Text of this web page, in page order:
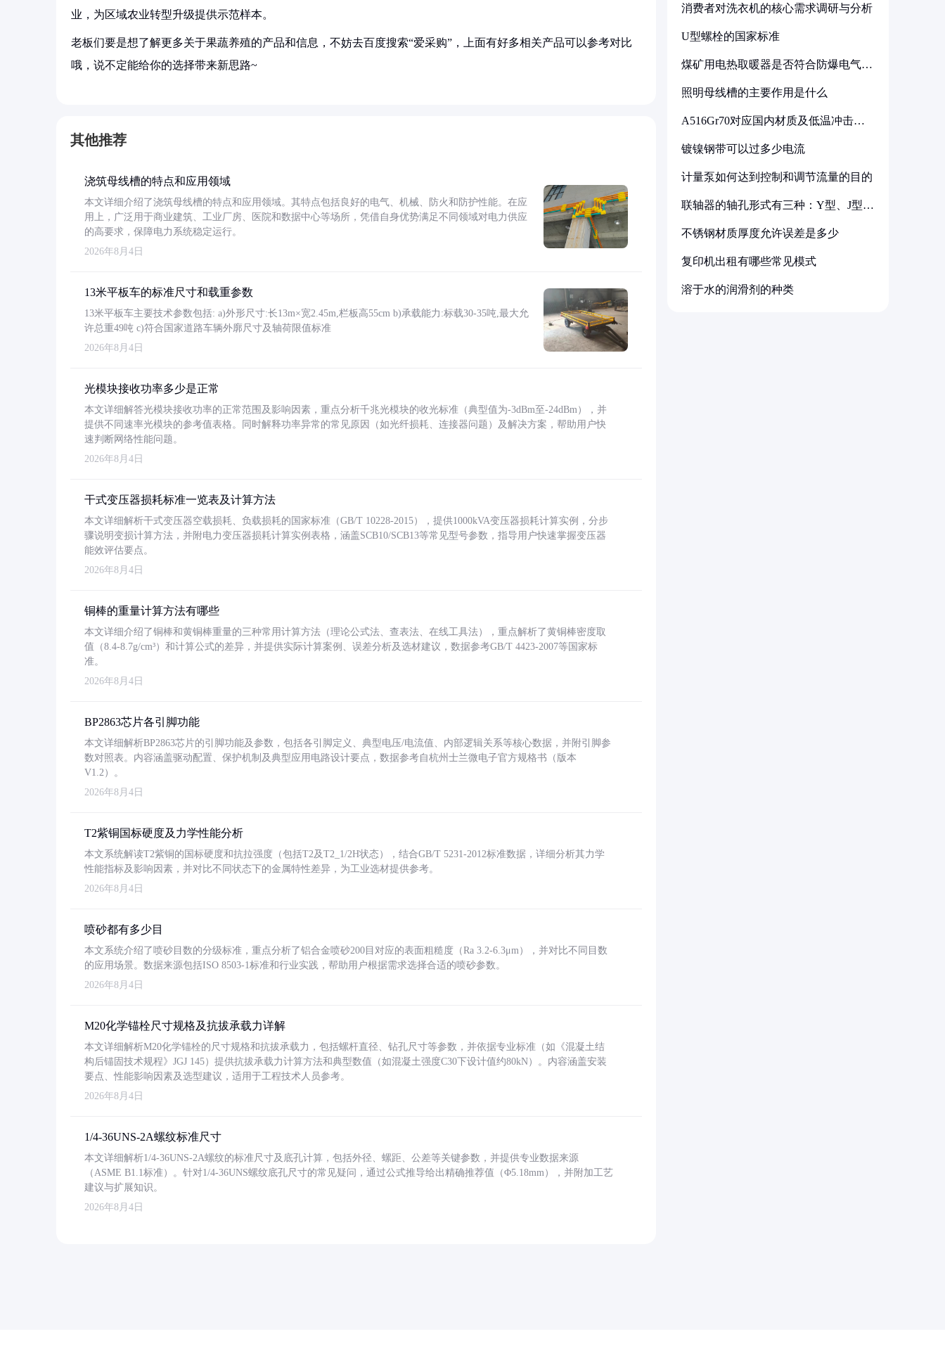
业，为区域农业转型升级提供示范样本。
老板们要是想了解更多关于果蔬养殖的产品和信息，不妨去百度搜索“爱采购”，上面有好多相关产品可以参考对比
哦，说不定能给你的选择带来新思路~
其他推荐
浇筑母线槽的特点和应用领域
本文详细介绍了浇筑母线槽的特点和应用领域。其特点包括良好的电气、机械、防火和防护性能。在应
用上，广泛用于商业建筑、工业厂房、医院和数据中心等场所，凭借自身优势满足不同领域对电力供应
的高要求，保障电力系统稳定运行。
2026年8月4日
13米平板车的标准尺寸和载重参数
13米平板车主要技术参数包括: a)外形尺寸:长13m×宽2.45m,栏板高55cm b)承载能力:标载30-35吨,最大允
许总重49吨 c)符合国家道路车辆外廓尺寸及轴荷限值标准
2026年8月4日
光模块接收功率多少是正常
本文详细解答光模块接收功率的正常范围及影响因素，重点分析千兆光模块的收光标准（典型值为-3dBm至-24dBm），并
提供不同速率光模块的参考值表格。同时解释功率异常的常见原因（如光纤损耗、连接器问题）及解决方案，帮助用户快
速判断网络性能问题。
2026年8月4日
干式变压器损耗标准一览表及计算方法
本文详细解析干式变压器空载损耗、负载损耗的国家标准（GB/T 10228-2015），提供1000kVA变压器损耗计算实例，分步
骤说明变损计算方法，并附电力变压器损耗计算实例表格，涵盖SCB10/SCB13等常见型号参数，指导用户快速掌握变压器
能效评估要点。
2026年8月4日
铜棒的重量计算方法有哪些
本文详细介绍了铜棒和黄铜棒重量的三种常用计算方法（理论公式法、查表法、在线工具法），重点解析了黄铜棒密度取
值（8.4-8.7g/cm³）和计算公式的差异，并提供实际计算案例、误差分析及选材建议，数据参考GB/T 4423-2007等国家标
准。
2026年8月4日
BP2863芯片各引脚功能
本文详细解析BP2863芯片的引脚功能及参数，包括各引脚定义、典型电压/电流值、内部逻辑关系等核心数据，并附引脚参
数对照表。内容涵盖驱动配置、保护机制及典型应用电路设计要点，数据参考自杭州士兰微电子官方规格书（版本
V1.2）。
2026年8月4日
T2紫铜国标硬度及力学性能分析
本文系统解读T2紫铜的国标硬度和抗拉强度（包括T2及T2_1/2H状态），结合GB/T 5231-2012标准数据，详细分析其力学
性能指标及影响因素，并对比不同状态下的金属特性差异，为工业选材提供参考。
2026年8月4日
喷砂都有多少目
本文系统介绍了喷砂目数的分级标准，重点分析了铝合金喷砂200目对应的表面粗糙度（Ra 3.2-6.3μm），并对比不同目数
的应用场景。数据来源包括ISO 8503-1标准和行业实践，帮助用户根据需求选择合适的喷砂参数。
2026年8月4日
M20化学锚栓尺寸规格及抗拔承载力详解
本文详细解析M20化学锚栓的尺寸规格和抗拔承载力，包括螺杆直径、钻孔尺寸等参数，并依据专业标准（如《混凝土结
构后锚固技术规程》JGJ 145）提供抗拔承载力计算方法和典型数值（如混凝土强度C30下设计值约80kN）。内容涵盖安装
要点、性能影响因素及选型建议，适用于工程技术人员参考。
2026年8月4日
1/4-36UNS-2A螺纹标准尺寸
本文详细解析1/4-36UNS-2A螺纹的标准尺寸及底孔计算，包括外径、螺距、公差等关键参数，并提供专业数据来源
（ASME B1.1标准）。针对1/4-36UNS螺纹底孔尺寸的常见疑问，通过公式推导给出精确推荐值（Φ5.18mm），并附加工艺
建议与扩展知识。
2026年8月4日
消费者对洗衣机的核心需求调研与分析
U型螺栓的国家标准
煤矿用电热取暖器是否符合防爆电气设
照明母线槽的主要作用是什么
A516Gr70对应国内材质及低温冲击要
镀镍钢带可以过多少电流
计量泵如何达到控制和调节流量的目的
联轴器的轴孔形式有三种：Y型、J型、
不锈钢材质厚度允许误差是多少
复印机出租有哪些常见模式
溶于水的润滑剂的种类